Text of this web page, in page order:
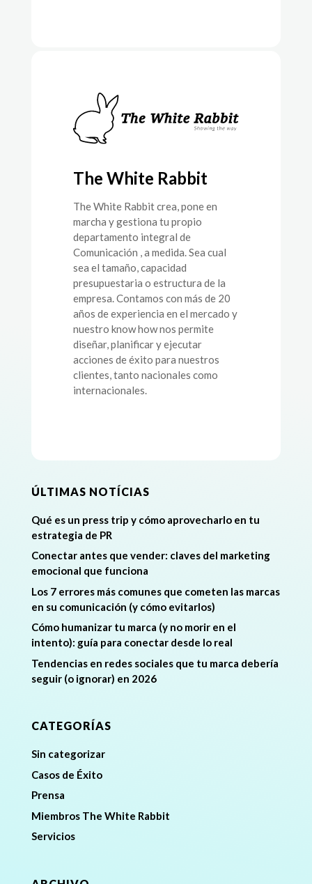
The White Rabbit
The White Rabbit crea, pone en
marcha y gestiona tu propio
departamento integral de
Comunicación , a medida. Sea cual
sea el tamaño, capacidad
presupuestaria o estructura de la
empresa. Contamos con más de 20
años de experiencia en el mercado y
nuestro know how nos permite
diseñar, planificar y ejecutar
acciones de éxito para nuestros
clientes, tanto nacionales como
internacionales.
ÚLTIMAS NOTÍCIAS
Qué es un press trip y cómo aprovecharlo en tu
estrategia de PR
Conectar antes que vender: claves del marketing
emocional que funciona
Los 7 errores más comunes que cometen las marcas
en su comunicación (y cómo evitarlos)
Cómo humanizar tu marca (y no morir en el
intento): guía para conectar desde lo real
Tendencias en redes sociales que tu marca debería
seguir (o ignorar) en 2026
CATEGORÍAS
Sin categorizar
Casos de Éxito
Prensa
Miembros The White Rabbit
Servicios